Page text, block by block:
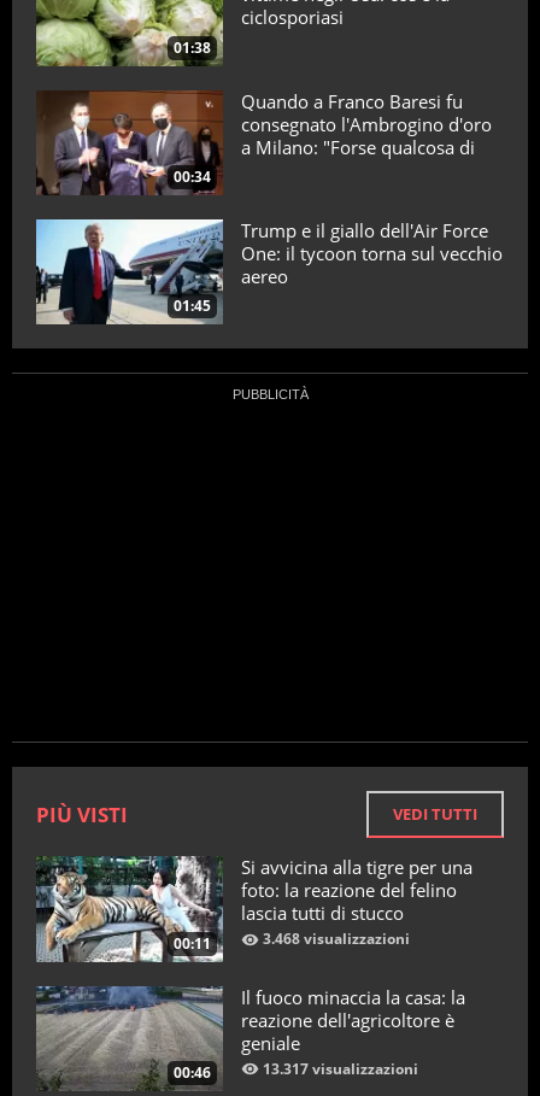
01:38
ciclosporiasi
00:34
Quando a Franco Baresi fu
consegnato l'Ambrogino d'oro
a Milano: "Forse qualcosa di
01:45
Trump e il giallo dell'Air Force
One: il tycoon torna sul vecchio
aereo
PIÙ VISTI VEDI TUTTI
00:11
Si avvicina alla tigre per una
foto: la reazione del felino
lascia tutti di stucco
3.468 visualizzazioni
00:46
Il fuoco minaccia la casa: la
reazione dell'agricoltore è
geniale
13.317 visualizzazioni